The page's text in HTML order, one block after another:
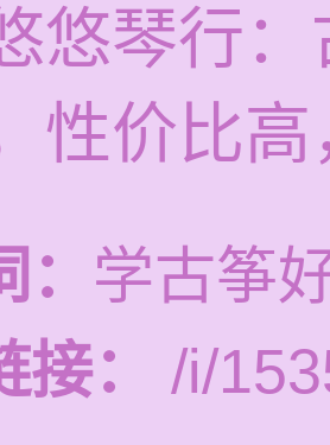
悠琴行
性价比
学古筝
：
/i/